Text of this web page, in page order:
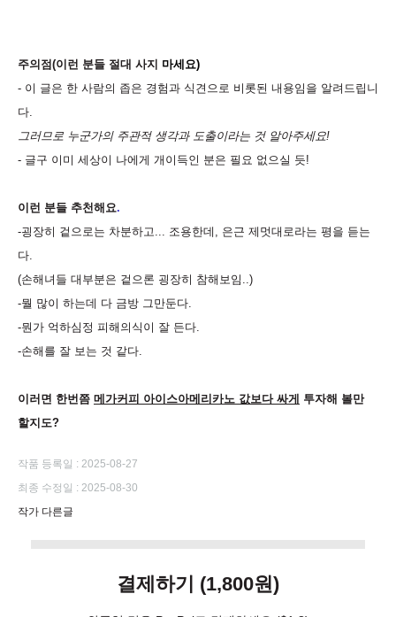
주의점 (이런 분들 절대 사지 마세요)
- 이 글은 한 사람의 좁은 경험과 식견으로 비롯된 내용임을 알려드립니
다.
그러므로 누군가의 주관적 생각과 도출이라는 것 알아주세요!
- 글구 이미 세상이 나에게 개이득인 분은 필요 없으실 듯!
이런 분들 추천해요.
-굉장히 겉으로는 차분하고... 조용한데 , 은근 제멋대로라는 평을 듣는
다.
(손해녀들 대부분은 겉으론 굉장히 참해보임..)
-뭘 많이 하는데 다 금방 그만둔다.
-뭔가 억하심정 피해의식이 잘 든다.
-손해를 잘 보는 것 같다.
이러면 한번쯤 메가커피 아이스아메리카노 값보다 싸게
투자해 볼만
할지도?
작품 등록일 : 2025-08-27
최종 수정일 : 2025-08-30
작가 다른글
결제하기 (1,800원)